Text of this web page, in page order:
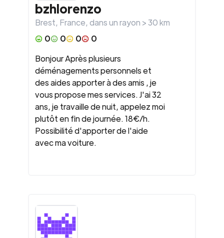
bzhlorenzo
Brest, France, dans un rayon >30km
0
0 0
0
Bonjour Après plusieurs
déménagements personnels et
des aides apporter à des amis , je
vous propose mes services. J'ai 32
ans, je travaille de nuit, appelez moi
plutôt en fin de journée. 18€/h.
Possibilité d'apporter de l'aide
avec ma voiture.